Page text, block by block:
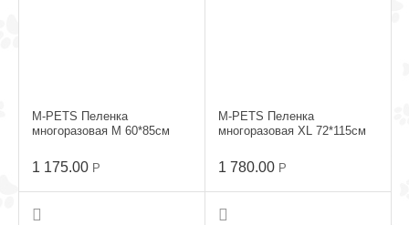
M-PETS Пеленка
многоразовая M 60*85см
1 175.00 Р
M-PETS Пеленка
многоразовая XL 72*115см
1 780.00 Р